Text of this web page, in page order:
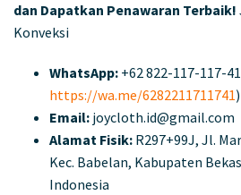
dan Dapatkan Penawaran Terbaik!
Konveksi
WhatsApp: +62 822-117-117-
https://wa.me/6282211711741)
Email: joycloth.id@gmail.com
Alamat Fisik: R297+99J, Jl.
Kec. Babelan, Kabupaten
Indonesia